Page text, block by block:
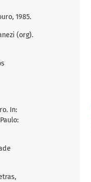
1985.
(org).
In: